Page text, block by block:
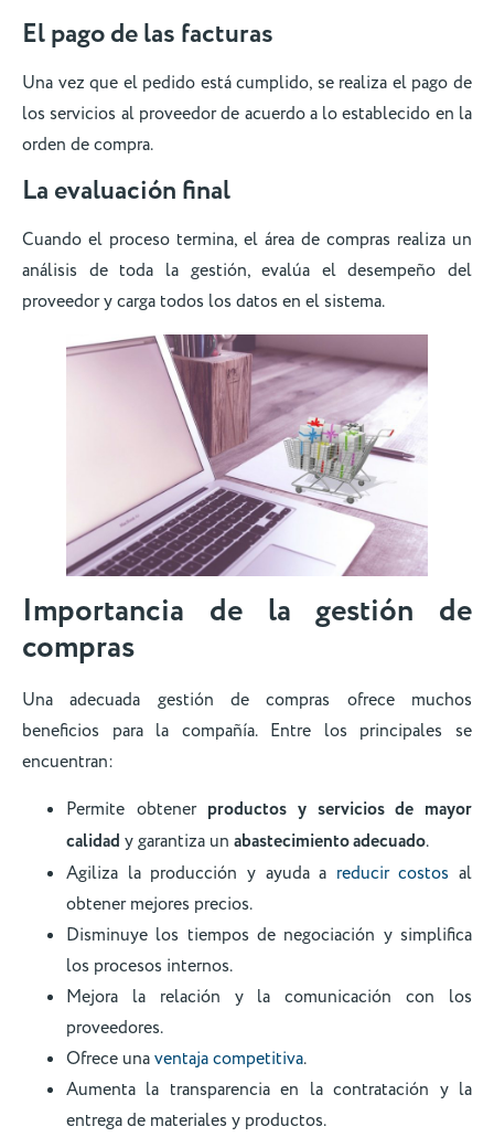
El pago de las facturas
Una vez que el pedido está cumplido, se realiza el pago de
los servicios al proveedor de acuerdo a lo establecido en la
orden de compra.
La evaluación final
Cuando el proceso termina, el área de compras realiza un
análisis de toda la gestión, evalúa el desempeño del
proveedor y carga todos los datos en el sistema.
Importancia de la gestión de
compras
Una adecuada gestión de compras ofrece muchos
beneficios para la compañía. Entre los principales se
encuentran:
Permite obtener productos y servicios de mayor
calidad y garantiza un abastecimiento adecuado.
Agiliza la producción y ayuda a reducir costos al
obtener mejores precios.
Disminuye los tiempos de negociación y simplifica
los procesos internos.
Mejora la relación y la comunicación con los
proveedores.
Ofrece unaventaja competitiva.
Aumenta la transparencia en la contratación y la
entrega de materiales y productos.